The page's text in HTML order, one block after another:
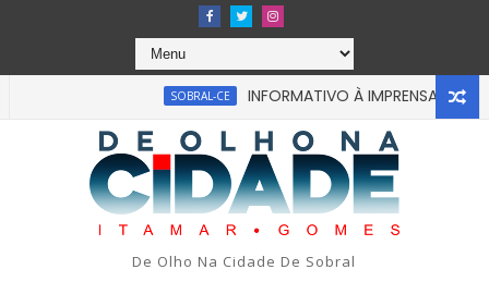
SOBRAL-CE INFORMATIVO À IMPRENSA CEARÁ
presos por suspeita de cr1me sexv4l em Fortaleza.
De Olho Na Cidade De Sobral